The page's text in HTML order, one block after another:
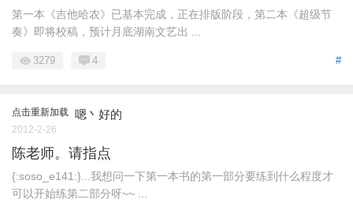
第一本《吉他哈农》已基本完成，正在排版阶段，第二本《超级节
奏》即将校稿，预计月底湖南文艺出 ...
#
3279 4
点击重新加载 嗯丶好的
2012-2-26
陈老师。请指点
{:soso_e141:}...我想问一下第一本书的第一部分要练到什么程度才
可以开始练第二部分呀~~ ...